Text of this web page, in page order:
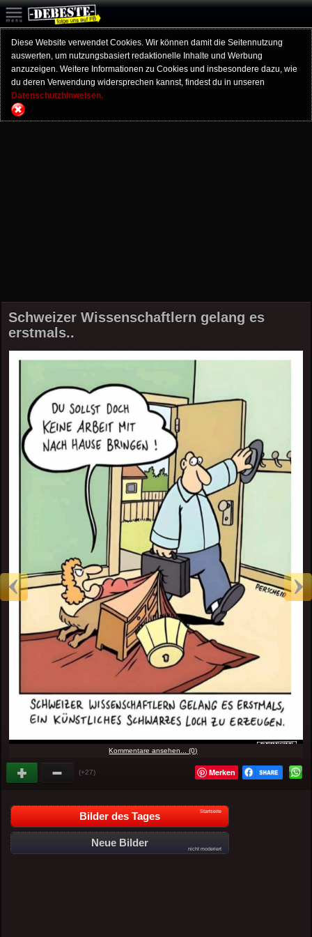
Diese Website verwendet Cookies. Wir können damit die Seitennutzung
auswerten, um nutzungsbasiert redaktionelle Inhalte und Werbung
anzuzeigen. Weitere Informationen zu Cookies und insbesondere dazu, wie
du deren Verwendung widersprechen kannst, findest du in unseren
Datenschutzhinweisen.
Schweizer Wissenschaftlern gelang es
erstmals..
Kommentare ansehen... (0)
(+27) Merken
Bilder des Tages Startseite
Neue Bilder
nicht moderiert